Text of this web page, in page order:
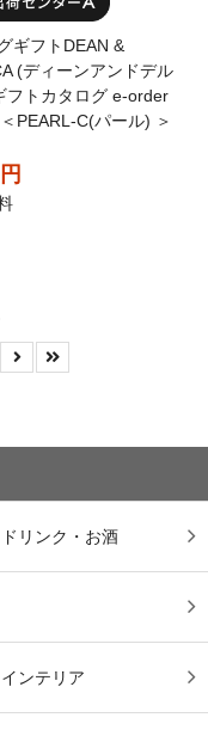
ギフトDEAN &
(ディーンアンドデル
フトカタログ e-order
PEARL-C(パール) ＞
リンク・お酒
ンテリア